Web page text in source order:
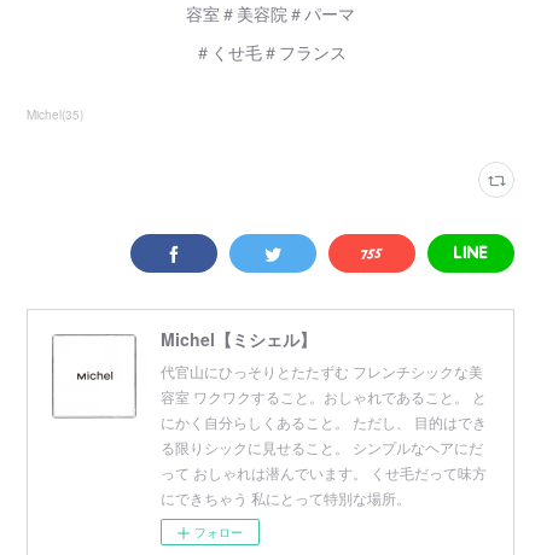
容室＃美容院＃パーマ
＃くせ毛＃フランス
Michel(35)
Michel【ミシェル】
代官山にひっそりとたたずむ フレンチシックな美
容室 ワクワクすること。おしゃれであること。 と
にかく自分らしくあること。 ただし、 目的はでき
る限りシックに見せること。 シンプルなヘアにだ
って おしゃれは潜んでいます。 くせ毛だって味方
にできちゃう 私にとって特別な場所。
フォロー